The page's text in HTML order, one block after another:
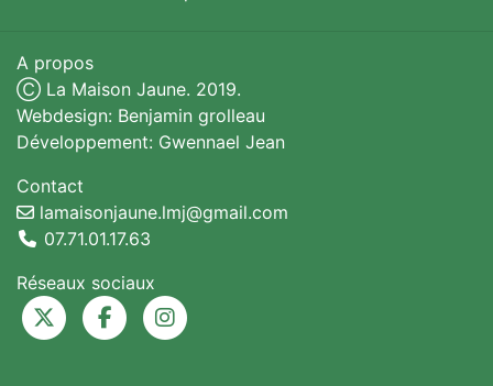
A propos
Ⓒ La Maison Jaune. 2019.
Webdesign: Benjamin grolleau
Développement: Gwennael Jean
Contact
lamaisonjaune.lmj@gmail.com
07.71.01.17.63
Réseaux sociaux